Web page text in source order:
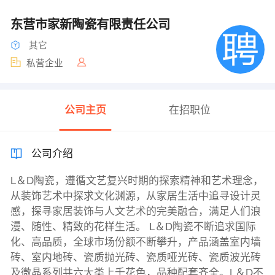
东营市家新陶瓷有限责任公司
其它
私营企业
公司主页 在招职位
公司介绍
L＆D陶瓷，遵循文艺复兴时期的探索精神和艺术理念，
从装饰艺术中探求文化渊源，从家居生活中追寻设计灵
感，探寻家居装饰与人文艺术的完美融合，满足人们浪
漫、随性、精致的花样生活。 L＆D陶瓷不断追求国际
化、高品质，全球市场份额不断攀升，产品涵盖室内墙
砖、室内地砖、瓷质抛光砖、瓷质哑光砖、瓷质波光砖